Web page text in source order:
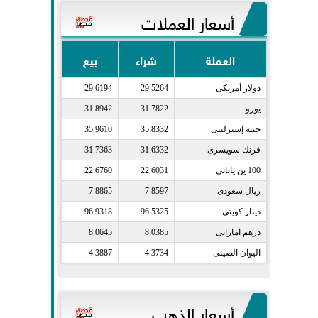
أسعار العملات
العملة شراء بيع
دولار أمريكى​ 29.5264
29.6194
يورو​ 31.7822
31.8942
جنيه إسترلينى​ 35.8332
35.9610
فرنك سويسرى​ 31.6332
31.7363
100 ين يابانى​ 22.6031
22.6760
ريال سعودى​ 7.8597
7.8865
دينار كويتى​ 96.5325
96.9318
درهم اماراتى​ 8.0385
8.0645
اليوان الصينى​ 4.3734
4.3887
أسعار الذهب